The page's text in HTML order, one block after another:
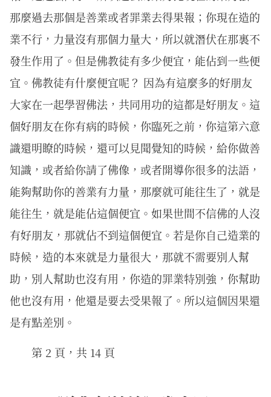
那麼過去那個是善業或者罪業去得果報；你現在造的
業不行，力量沒有那個力量大，所以就潛伏在那裏不
發生作用了。但是佛教徒有多少便宜，能佔到一些便
宜。佛教徒有什麼便宜呢？ 因為有這麼多的好朋友
大家在一起學習佛法，共同用功的這都是好朋友。這
個好朋友在你有病的時候，你臨死之前，你這第六意
識還明瞭的時候，還可以見聞覺知的時候，給你做善
知識，或者給你請了佛像，或者開導你很多的法語，
能夠幫助你的善業有力量，那麼就可能往生了，就是
能往生，就是能佔這個便宜。如果世間不信佛的人沒
有好朋友，那就佔不到這個便宜。若是你自己造業的
時候，造的本來就是力量很大，那就不需要別人幫
助，別人幫助也沒有用，你造的罪業特別強，你幫助
他也沒有用，他還是要去受果報了。所以這個因果還
是有點差別。
第 2 頁，共 14 頁